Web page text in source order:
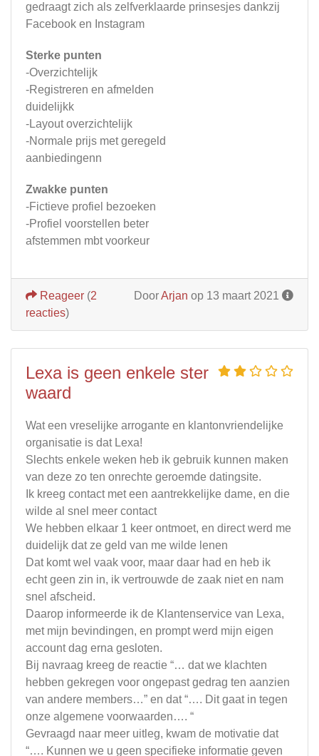
gedraagt zich als zelfverklaarde prinsesjes dankzij
Facebook en Instagram
Sterke punten
-Overzichtelijk
-Registreren en afmelden
duidelijkk
-Layout overzichtelijk
-Normale prijs met geregeld
aanbiedingenn
Zwakke punten
-Fictieve profiel bezoeken
-Profiel voorstellen beter
afstemmen mbt voorkeur
DoorArjan op 13 maart 2021
Reageer (2
reacties)
Lexa is geen enkele ster
waard
Wat een vreselijke arrogante en klantonvriendelijke
organisatie is dat Lexa!
Slechts enkele weken heb ik gebruik kunnen maken
van deze zo ten onrechte geroemde datingsite.
Ik kreeg contact met een aantrekkelijke dame, en die
wilde al snel meer contact
We hebben elkaar 1 keer ontmoet, en direct werd me
duidelijk dat ze geld van me wilde lenen
Dat komt wel vaak voor, maar daar had en heb ik
echt geen zin in, ik vertrouwde de zaak niet en nam
snel afscheid.
Daarop informeerde ik de Klantenservice van Lexa,
met mijn bevindingen, en prompt werd mijn eigen
account dag erna gesloten.
Bij navraag kreeg de reactie “… dat we klachten
hebben gekregen voor ongepast gedrag ten aanzien
van andere members…” en dat “…. Dit gaat in tegen
onze algemene voorwaarden…. “
Gevraagd naar meer uitleg, kwam de motivatie dat
“…. Kunnen we u geen specifieke informatie geven